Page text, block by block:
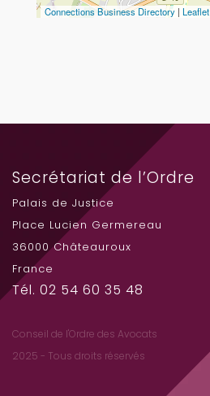
Connections Business Directory | Leaflet
Secrétariat de l’Ordre
Palais de Justice
Place Lucien Germereau
36000 Châteauroux
France
Tél. 02 54 60 35 48
Conseil de l'Ordre des Avocats
2025 - Tous droits réservés